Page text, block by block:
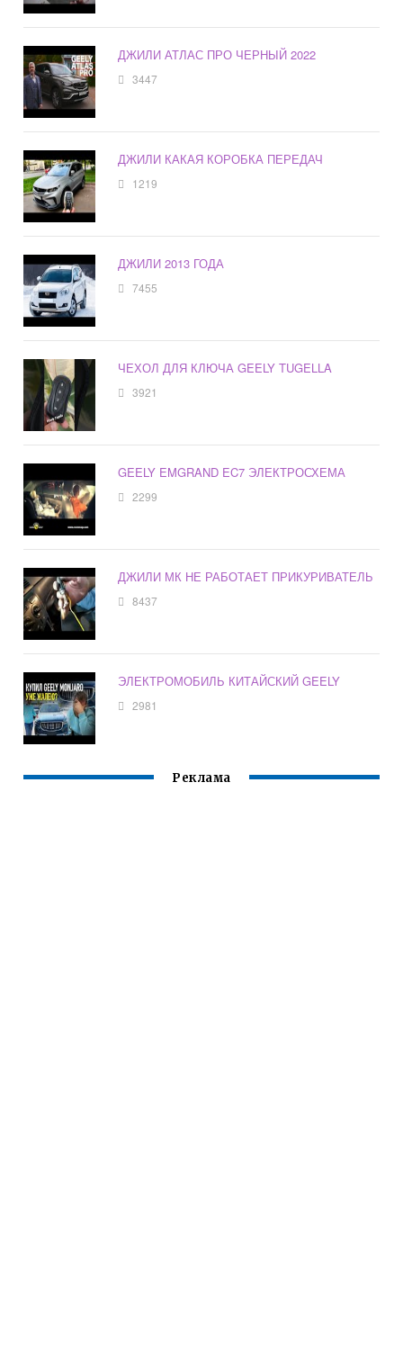
ДЖИЛИ АТЛАС ПРО ЧЕРНЫЙ 2022
3447
ДЖИЛИ КАКАЯ КОРОБКА ПЕРЕДАЧ
1219
ДЖИЛИ 2013 ГОДА
7455
ЧЕХОЛ ДЛЯ КЛЮЧА GEELY TUGELLA
3921
GEELY EMGRAND EC7 ЭЛЕКТРОСХЕМА
2299
ДЖИЛИ МК НЕ РАБОТАЕТ ПРИКУРИВАТЕЛЬ
8437
ЭЛЕКТРОМОБИЛЬ КИТАЙСКИЙ GEELY
2981
Реклама